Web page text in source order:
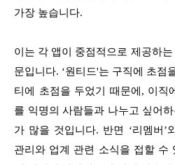
가장 높습니다.
이는 각 앱이 중점적으로 제공하
문입니다. ‘원티드'는 구직에 초점
티에 초점을 두었기 때문에, 이직
를 익명의 사람들과 나누고 싶어
가 많을 것입니다. 반면 ‘리멤버’
관리와 업계 관련 소식을 접할 수